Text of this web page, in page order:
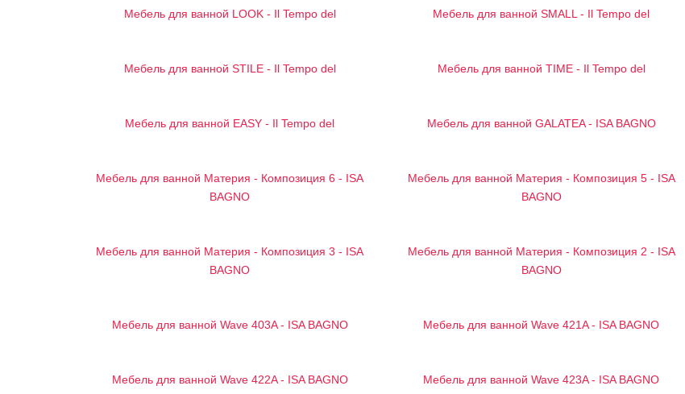
Мебель для ванной LOOK - Il Tempo del Мебель для ванной SMALL - Il Tempo del
Мебель для ванной STILE - Il Tempo del Мебель для ванной TIME - Il Tempo del
Мебель для ванной EASY - Il Tempo del Мебель для ванной GALATEA - ISA BAGNO
Мебель для ванной Материя - Композиция 6 - ISA
BAGNO
Мебель для ванной Материя - Композиция 5 - ISA
BAGNO
Мебель для ванной Материя - Композиция 3 - ISA
BAGNO
Мебель для ванной Материя - Композиция 2 - ISA
BAGNO
Мебель для ванной Wave 403A - ISA BAGNO Мебель для ванной Wave 421A - ISA BAGNO
Мебель для ванной Wave 422A - ISA BAGNO Мебель для ванной Wave 423A - ISA BAGNO